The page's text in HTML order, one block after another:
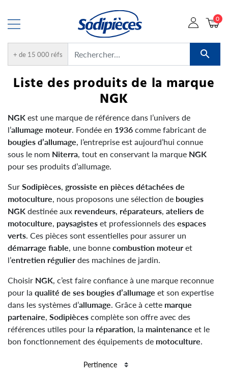
+ de 15 000 réfs 
0
Liste des produits de la marque
NGK
NGKest une marque de référence dans l’univers de
l’allumage moteur. Fondée en 1936comme fabricant de
bougies d’allumage, l’entreprise est aujourd’hui connue
sous le nom Niterra, tout en conservant la marque NGK
pour ses produits d’allumage.
SurSodipièces, grossiste en pièces détachées de
motoculture, nous proposons une sélection de bougies
NGKdestinée aux revendeurs, réparateurs, ateliers de
motoculture, paysagisteset professionnels desespaces
verts. Ces pièces sont essentielles pour assurer un
démarrage fiable, une bonnecombustion moteuret
l’entretien régulierdes machines de jardin.
Choisir NGK, c’est faire confiance à une marque reconnue
pour la qualité de ses bougies d’allumage et son expertise
dans les systèmes d’allumage. Grâce à cette marque
partenaire, Sodipiècescomplète son offre avec des
références utiles pour la réparation, la maintenance et le
bon fonctionnement des équipements de motoculture.